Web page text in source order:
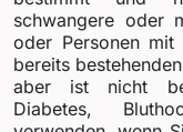
schwangere oder
oder Personen mit
bereits
aber ist nicht
Diabetes,